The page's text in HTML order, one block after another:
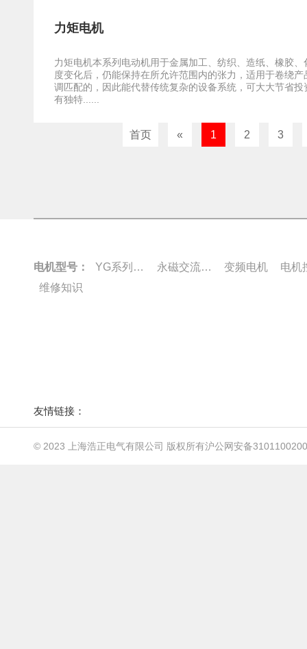
力矩电机
力矩电机本系列电动机用于金属加工、纺织、造纸、橡胶
度变化后，仍能保持在所允许范围内的张力，适用于卷绕
调匹配的，因此能代替传统复杂的设备系统，可大大节省
有独特......
首页 « 1 2 3
电机型号： YG系列电机 永磁交流伺服电动机 变频电机
电机
维修知识
友情链接：
© 2023 上海浩正电气有限公司 版权所有沪公网安备